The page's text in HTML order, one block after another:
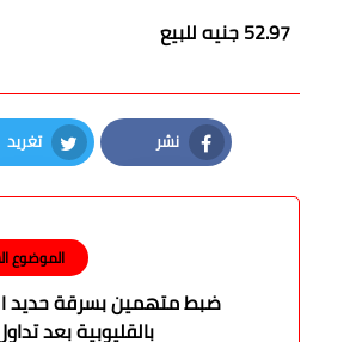
نشر
Facebook
تغريد
Twitter
الموضوع
ضبط متهمين بسرقة حديد
بالقليوبية بعد